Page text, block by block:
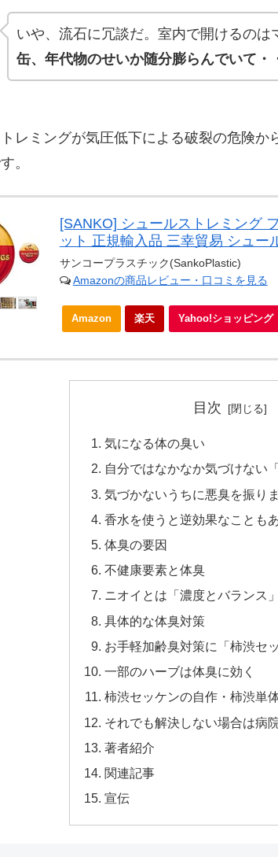
いや、流石に冗談だ。室内で開けるのは
缶、年代物のせいか随分膨らんでいて・
レミングが気圧低下による破裂の危険か
。
[SANKO] シュールストレミング
ット 正規輸入品 三幸貿易 シュー
サンコープラスチック(SankoPlastic)
Amazonの商品レビュー・口コミを見る
Amazon 楽天 Yahoo!ショッピング
目次
気になる体の臭い
自分ではなかなか気づけない「
気づかないうちに悪臭を振り
香水を使うと逆効果なことも
体臭の要因
不健康要素と体臭
ニオイとは「濃度とバランス」
具体的な体臭対策
お手軽加齢臭対策に「柿渋セッ
一部のハーブは体臭に効く
柿渋セッケンの自作・柿渋単
それでも解決しない場合は病
著者紹介
関連記事
宣伝